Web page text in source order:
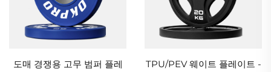
도매 경쟁용 고무 범퍼 플레
TPU/PEV 웨이트 플레이트 -